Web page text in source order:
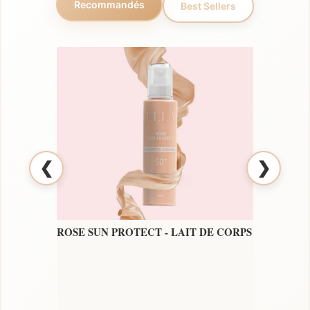
Recommandés Best Sellers
❮
ROSE SUN PROTECT - LAIT DE CORPS
❯